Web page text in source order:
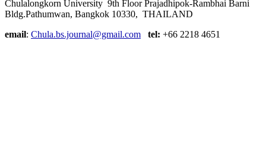
Chulalongkorn University 9th Floor Prajadhipok-Rambhai Barni
Bldg.Pathumwan, Bangkok 10330, THAILAND
email: Chula.bs.journal@gmail.com tel: +66 2218 4651